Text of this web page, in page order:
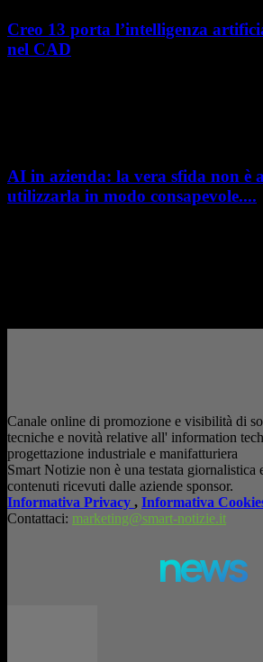
Creo 13 porta l’intelligenza
nel CAD
AI in azienda: la vera sfida non è
utilizzarla in modo consapevole....
Canale online di promozione e visibilità di
tecniche e novità relative all' information
progettazione industriale e manifatturiera
Smart Notizie non è una testata giornalistica
contenuti ricevuti dalle aziende sponsor.
Informativa Privacy , Informativa
Contattaci: marketing@smart-notizie.it
news